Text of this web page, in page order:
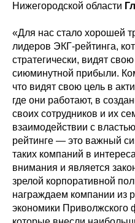
Нижегородской области
«Для нас стало хорошей
лидеров ЭКГ-рейтинга,
стратегически, видят
сиюминутной прибыли.
что видят свою цель в
где они работают, в
своих сотрудников и их
взаимодействии с
рейтинге — это важный
таких компаний в
внимания и является
зрелой корпоративной
награждаем компании из
экономики Приволжского